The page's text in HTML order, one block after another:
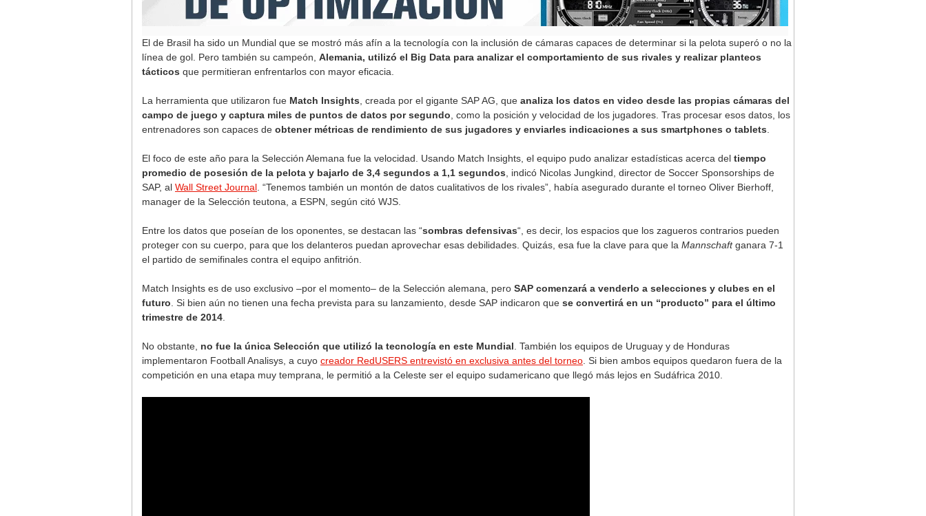
El de Brasil ha sido un Mundial que se mostró más afín a la tecnología con la inclusión de cámaras capaces de determinar si la pelota superó o no la
línea de gol. Pero también su campeón, Alemania, utilizó el Big Data para analizar el comportamiento de sus rivales y realizar planteos
tácticos que permitieran enfrentarlos con mayor eficacia.
La herramienta que utilizaron fue Match Insights , creada por el gigante SAP AG, que analiza los datos en video desde las propias cámaras del
campo de juego y captura miles de puntos de datos por segundo , como la posición y velocidad de los jugadores. Tras procesar esos datos, los
entrenadores son capaces de obtener métricas de rendimiento de sus jugadores y enviarles indicaciones a sus smartphones o tablets
El foco de este año para la Selección Alemana fue la velocidad. Usando Match Insights, el equipo pudo analizar estadísticas acerca del tiempo
promedio de posesión de la pelota y bajarlo de 3,4 segundos a 1,1 segundos , indicó Nicolas Jungkind, director de Soccer Sponsorships de
SAP, al Wall Street Journal . “Tenemos también un montón de datos cualitativos de los rivales”, había asegurado durante el torneo Oliver Bierhoff,
manager de la Selección teutona, a ESPN, según citó WJS.
Entre los datos que poseían de los oponentes, se destacan las “sombras defensivas“, es decir, los espacios que los zagueros contrarios pueden
proteger con su cuerpo, para que los delanteros puedan aprovechar esas debilidades. Quizás, esa fue la clave para que la Mannschaftganara 7-1
el partido de semifinales contra el equipo anfitrión.
Match Insights es de uso exclusivo –por el momento– de la Selección alemana, pero SAP comenzará a venderlo a selecciones y clubes en el
futuro . Si bien aún no tienen una fecha prevista para su lanzamiento, desde SAP indicaron que se convertirá en un “producto” para el último
trimestre de 2014
No obstante, no fue la única Selección que utilizó la tecnología en este Mundial . También los equipos de Uruguay y de Honduras
implementaron Football Analisys, a cuyo creador RedUSERS entrevistó en exclusiva antes del torneo . Si bien ambos equipos quedaron fuera de la
competición en una etapa muy temprana, le permitió a la Celeste ser el equipo sudamericano que llegó más lejos en Sudáfrica 2010.